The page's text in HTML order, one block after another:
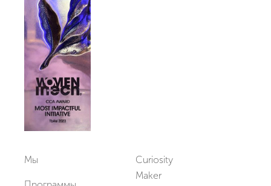
Мы
Curiosity
Maker